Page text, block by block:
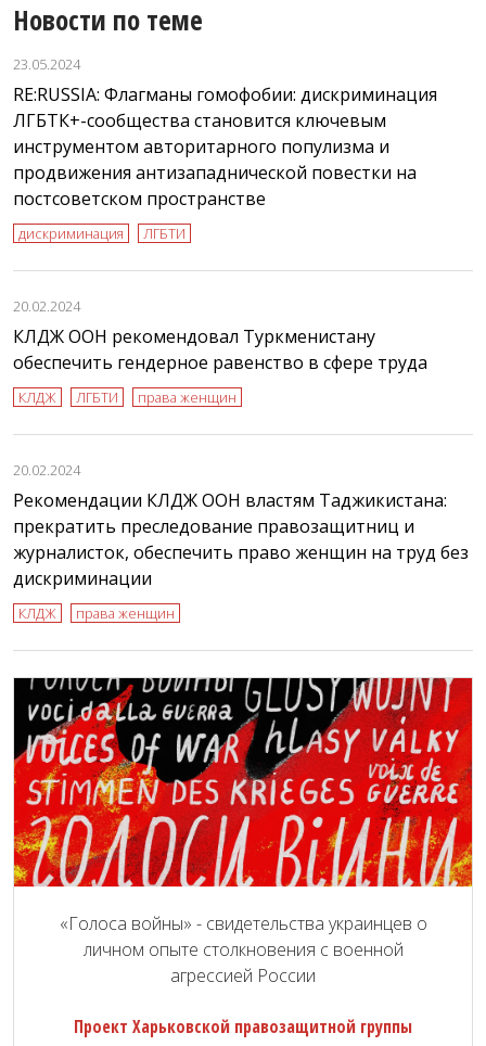
Новости по теме
23.05.2024
RE:RUSSIA: Флагманы гомофобии: дискриминация
ЛГБТК+-сообщества становится ключевым
инструментом авторитарного популизма и
продвижения антизападнической повестки на
постсоветском пространстве
дискриминация ЛГБТИ
20.02.2024
КЛДЖ ООН рекомендовал Туркменистану
обеспечить гендерное равенство в сфере труда
КЛДЖ ЛГБТИ права женщин
20.02.2024
Рекомендации КЛДЖ ООН властям Таджикистана:
прекратить преследование правозащитниц и
журналисток, обеспечить право женщин на труд без
дискриминации
КЛДЖ права женщин
«Голоса войны» - свидетельства украинцев о
личном опыте столкновения с военной
агрессией России
Проект Харьковской правозащитной группы